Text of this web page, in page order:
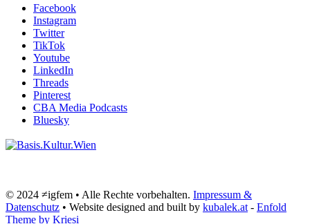
Facebook
Instagram
Twitter
TikTok
Youtube
LinkedIn
Threads
Pinterest
CBA Media Podcasts
Bluesky
© 2024 ≠igfem • Alle Rechte vorbehalten. Impressum &
Datenschutz • Website designed and built by kubalek.at - Enfold
Theme by Kriesi